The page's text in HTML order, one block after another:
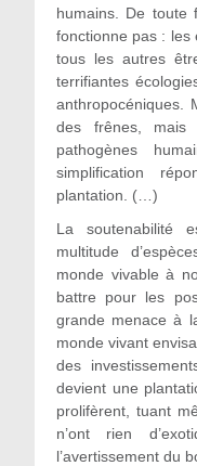
humains. De toute
fonctionne pas : les
tous les autres
terrifiantes
anthropocéniques.
des frênes, mais
pathogènes
simplification
plantation. (…)
La soutenabilité
multitude
monde vivable à
battre pour les
grande menace à
monde vivant
des
devient une
prolifèrent, tuant
n’ont rien
l’avertissement du